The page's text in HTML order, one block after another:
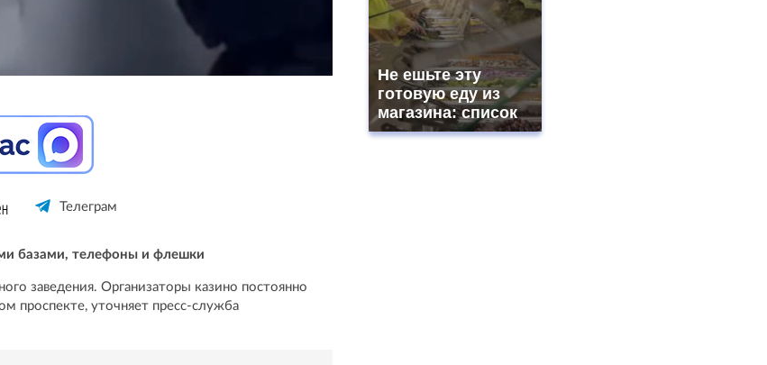
Телеграм
базами, телефоны и флешки
заведения. Организаторы казино постоянно
проспекте, уточняет пресс-служба
Не ешьте эту
готовую еду из
магазина: список